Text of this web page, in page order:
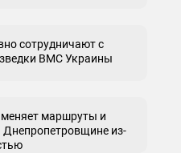
сотрудничают с
ВМС Украины
меняет маршруты и
Днепропетровщине из-